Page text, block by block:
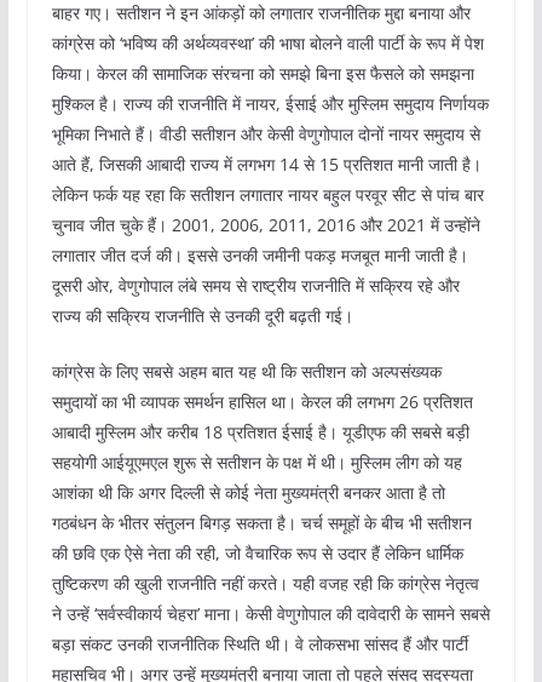
बाहर गए। सतीशन ने इन आंकड़ों को लगातार राजनीतिक मुद्दा बनाया और
कांग्रेस को ‘भविष्य की अर्थव्यवस्था’ की भाषा बोलने वाली पार्टी के रूप में पेश
किया। केरल की सामाजिक संरचना को समझे बिना इस फैसले को समझना
मुश्किल है। राज्य की राजनीति में नायर, ईसाई और मुस्लिम समुदाय निर्णायक
भूमिका निभाते हैं। वीडी सतीशन और केसी वेणुगोपाल दोनों नायर समुदाय से
आते हैं, जिसकी आबादी राज्य में लगभग 14 से 15 प्रतिशत मानी जाती है।
लेकिन फर्क यह रहा कि सतीशन लगातार नायर बहुल परवूर सीट से पांच बार
चुनाव जीत चुके हैं। 2001, 2006, 2011, 2016 और 2021 में उन्होंने
लगातार जीत दर्ज की। इससे उनकी जमीनी पकड़ मजबूत मानी जाती है।
दूसरी ओर, वेणुगोपाल लंबे समय से राष्ट्रीय राजनीति में सक्रिय रहे और
राज्य की सक्रिय राजनीति से उनकी दूरी बढ़ती गई।
कांग्रेस के लिए सबसे अहम बात यह थी कि सतीशन को अल्पसंख्यक
समुदायों का भी व्यापक समर्थन हासिल था। केरल की लगभग 26 प्रतिशत
आबादी मुस्लिम और करीब 18 प्रतिशत ईसाई है। यूडीएफ की सबसे बड़ी
सहयोगी आईयूएमएल शुरू से सतीशन के पक्ष में थी। मुस्लिम लीग को यह
आशंका थी कि अगर दिल्ली से कोई नेता मुख्यमंत्री बनकर आता है तो
गठबंधन के भीतर संतुलन बिगड़ सकता है। चर्च समूहों के बीच भी सतीशन
की छवि एक ऐसे नेता की रही, जो वैचारिक रूप से उदार हैं लेकिन धार्मिक
तुष्टिकरण की खुली राजनीति नहीं करते। यही वजह रही कि कांग्रेस नेतृत्व
ने उन्हें ‘सर्वस्वीकार्य चेहरा’ माना। केसी वेणुगोपाल की दावेदारी के सामने सबसे
बड़ा संकट उनकी राजनीतिक स्थिति थी। वे लोकसभा सांसद हैं और पार्टी
महासचिव भी। अगर उन्हें मुख्यमंत्री बनाया जाता तो पहले संसद सदस्यता